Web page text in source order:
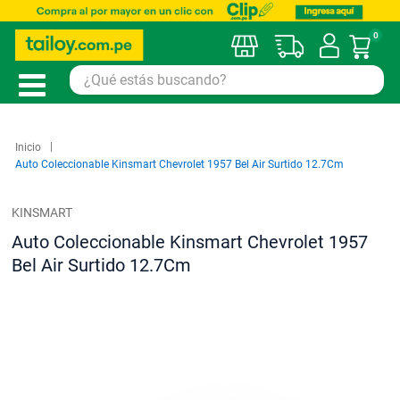
Mi
0
Inicio
Auto Coleccionable Kinsmart Chevrolet 1957 Bel Air Surtido 12.7Cm
KINSMART
Auto Coleccionable Kinsmart Chevrolet 1957
Bel Air Surtido 12.7Cm